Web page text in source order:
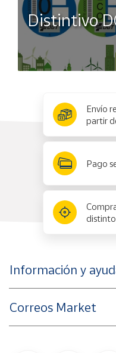
Distintivo
Envío
partir
Pago
Información y
Correos Market